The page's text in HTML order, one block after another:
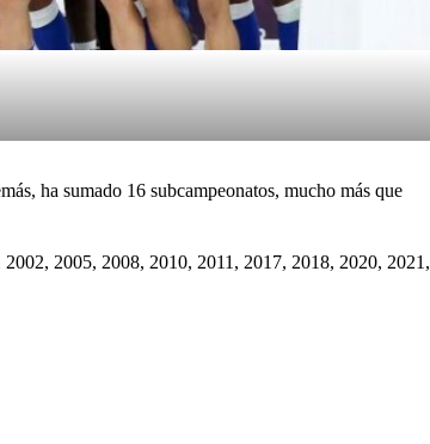
ha sumado 16 subcampeonatos, mucho más que
2005, 2008, 2010, 2011, 2017, 2018, 2020, 2021,